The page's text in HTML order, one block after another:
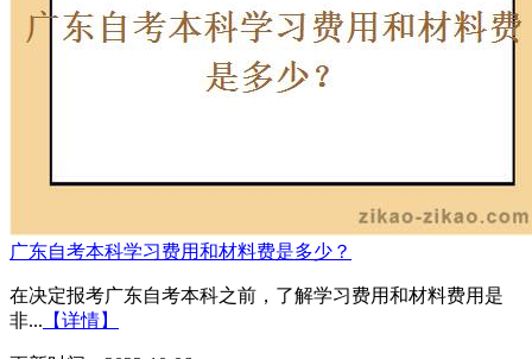
广东自考本科学习费用和材料费是多少？
在决定报考广东自考本科之前，了解学习费用和材料费用是
非... 【详情】